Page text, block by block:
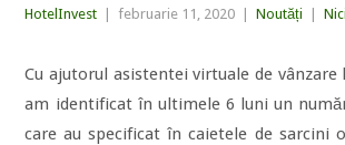
HotelInvest februarie 11, 2020 Noutăți
Cu ajutorul asistentei virtuale de vânzare
am identificat în ultimele 6 luni un
care au specificat în caietele de sarcini